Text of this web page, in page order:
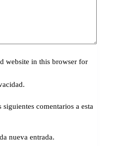
website in this browser for
comentarios a esta
nueva entrada.